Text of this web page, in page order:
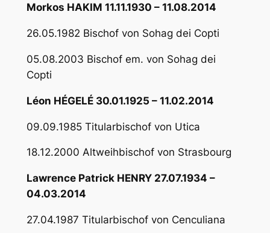
Morkos HAKIM 11.11.1930 – 11.08.2014
26.05.1982 Bischof von Sohag dei Copti
05.08.2003 Bischof em. von Sohag dei
Copti
Léon HÉGELÉ 30.01.1925 – 11.02.2014
09.09.1985 Titularbischof von Utica
18.12.2000 Altweihbischof von Strasbourg
Lawrence Patrick HENRY 27.07.1934 –
04.03.2014
27.04.1987 Titularbischof von Cenculiana